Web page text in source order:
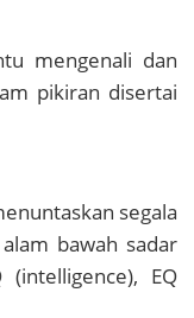
mengenali dan
pikiran disertai
segala
bawah sadar
EQ